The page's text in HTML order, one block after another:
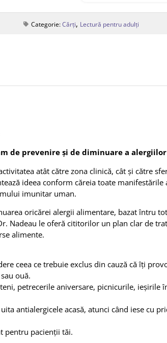
Categorie:Cărți, Lectură pentru adulți
de prevenire și de diminuare a
atât către zona clinică, cât și către
ideea conform căreia toate
imunitar uman.
oricărei alergii alimentare, bazat întru
Nadeau le oferă cititorilor un plan clar de
alimente.
ceea ce trebuie exclus din cauză că îți
ouă.
petrecerile aniversare, picnicurile,
antialergicele acasă, atunci când iese cu
pentru pacienții tăi.